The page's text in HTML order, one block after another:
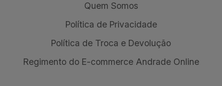
Quem Somos
Política de Privacidade
Política de Troca e Devolução
Regimento do E-commerce Andrade Online